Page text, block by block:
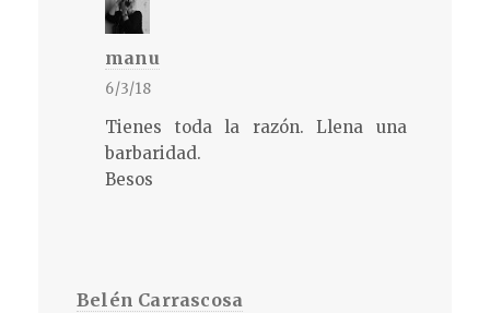
manu
6/3/18
Tienes toda la razón. Llena una
barbaridad.
Besos
Belén Carrascosa